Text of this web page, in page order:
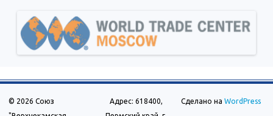
© 2026 Союз
Адрес: 618400,
Сделано на WordPress